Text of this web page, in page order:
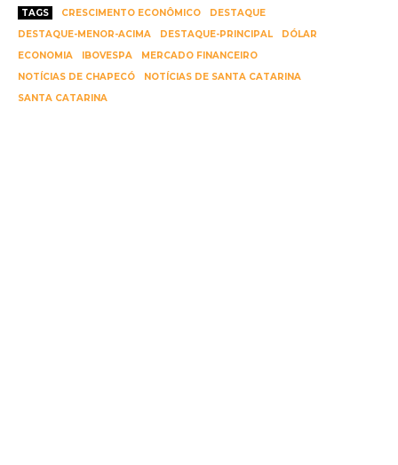
TAGS CRESCIMENTO ECONÔMICO
DESTAQUE
DESTAQUE-MENOR-ACIMA
DESTAQUE-PRINCIPAL
DÓLAR
ECONOMIA
IBOVESPA
MERCADO FINANCEIRO
NOTÍCIAS DE CHAPECÓ
NOTÍCIAS DE SANTA CATARINA
SANTA CATARINA